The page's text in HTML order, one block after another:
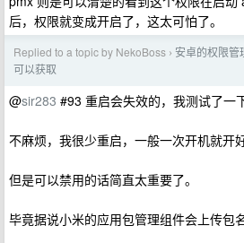
后，权限就变成开启了，这太可怕了。
Replied to a topic by NekoBoss › 安卓的权限管
可以获取
@sir283 #93 重启会失效的，我测试了一下
不麻烦，我很少重启，一般一次开机就开
但是可以禁用的话简直太重要了。
毕竟据说小米的应用包管理组件会上传包名